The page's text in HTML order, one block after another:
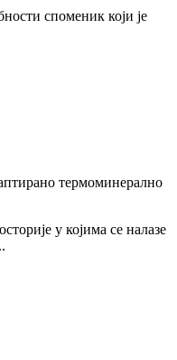
споменик који је
термоминерално
у којима се налазе